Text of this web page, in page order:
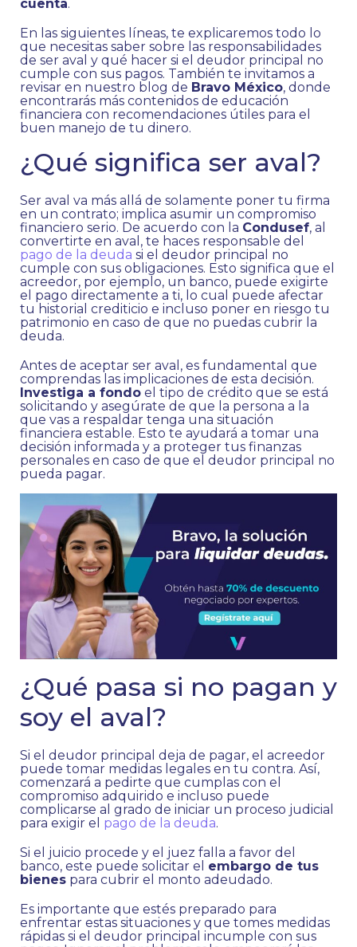
cuenta.
En las siguientes líneas, te explicaremos todo lo
que necesitas saber sobre las responsabilidades
de ser aval y qué hacer si el deudor principal no
cumple con sus pagos. También te invitamos a
revisar en nuestro blog de Bravo México, donde
encontrarás más contenidos de educación
financiera con recomendaciones útiles para el
buen manejo de tu dinero.
¿Qué significa ser aval?
Ser aval va más allá de solamente poner tu firma
en un contrato; implica asumir un compromiso
financiero serio. De acuerdo con la Condusef, al
convertirte en aval, te haces responsable del
pago de la deuda si el deudor principal no
cumple con sus obligaciones. Esto significa que el
acreedor, por ejemplo, un banco, puede exigirte
el pago directamente a ti, lo cual puede afectar
tu historial crediticio e incluso poner en riesgo tu
patrimonio en caso de que no puedas cubrir la
deuda.
Antes de aceptar ser aval, es fundamental que
comprendas las implicaciones de esta decisión.
Investiga a fondo el tipo de crédito que se está
solicitando y asegúrate de que la persona a la
que vas a respaldar tenga una situación
financiera estable. Esto te ayudará a tomar una
decisión informada y a proteger tus finanzas
personales en caso de que el deudor principal no
pueda pagar.
¿Qué pasa si no pagan y
soy el aval?
Si el deudor principal deja de pagar, el acreedor
puede tomar medidas legales en tu contra. Así,
comenzará a pedirte que cumplas con el
compromiso adquirido e incluso puede
complicarse al grado de iniciar un proceso judicial
para exigir el pago de la deuda.
Si el juicio procede y el juez falla a favor del
banco, este puede solicitar el embargo de tus
bienes para cubrir el monto adeudado.
Es importante que estés preparado para
enfrentar estas situaciones y que tomes medidas
rápidas si el deudor principal incumple con sus